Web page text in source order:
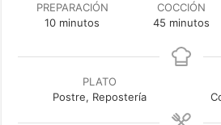
PREPARACIÓN
10minutos
minutos
COCCIÓN
45minutos
minutos
PLATO
Postre, Repostería